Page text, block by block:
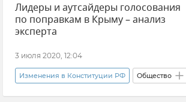
Лидеры и аутсайдеры голосования
по поправкам в Крыму – анализ
эксперта
3 июля 2020, 12:04
Изменения в Конституции РФ Общество
Новости